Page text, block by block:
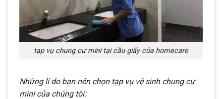
tạp vụ chung cư mini tại cầu giấy của homecare
Những lí do bạn nên chọn tạp vụ vệ sinh chung cư
mini của chúng tôi: